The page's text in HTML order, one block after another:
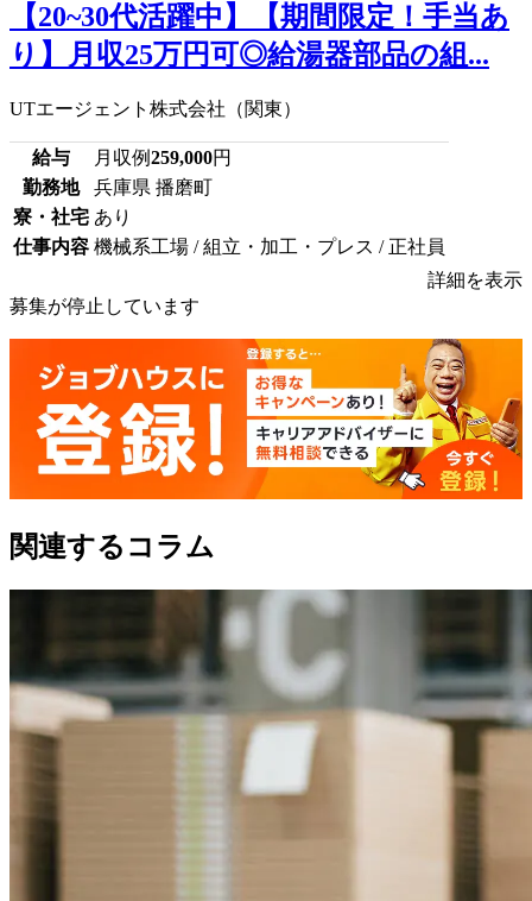
【20~30代活躍中】【期間限定！手当あ
り】月収25万円可◎給湯器部品の組...
UTエージェント株式会社（関東）
給与 月収例259,000円
勤務地
兵庫県 播磨町
寮・社宅 あり
仕事内容 機械系工場 / 組立・加工・プレス / 正社員
詳細を表示
募集が停止しています
関連するコラム